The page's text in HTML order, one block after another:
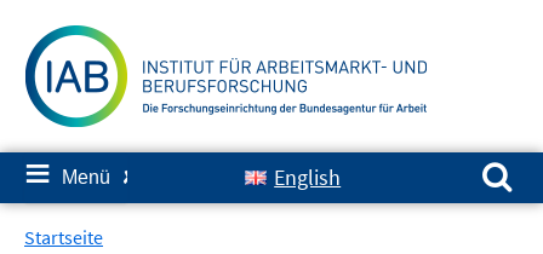
zum
Inhalt
≡ Menü ✘ English
Suchen nach:
Startseite